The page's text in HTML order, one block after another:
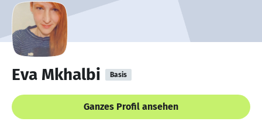
Eva Mkhalbi Basis
Ganzes Profil ansehen